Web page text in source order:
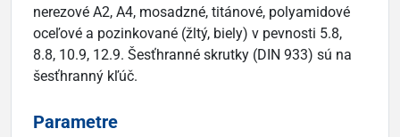
nerezové A2, A4, mosadzné, titánové, polyamidové
oceľové a pozinkované (žltý, biely) v pevnosti 5.8,
8.8, 10.9, 12.9. Šesťhranné skrutky (DIN 933) sú na
šesťhranný kľúč.
Parametre